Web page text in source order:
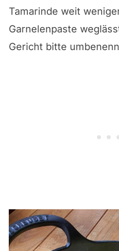
Tamarinde weit
Garnelenpaste
Gericht bitte